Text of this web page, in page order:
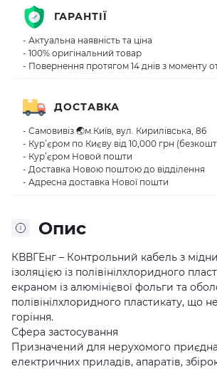
Опис
КВВГЕнг – Контрольний кабель з
ізоляцією із полівінілхлоридного
екраном із алюмінієвої фольги та
полівінілхлоридного пластикату, що
горіння.
Сфера застосування
Призначений для нерухомого
електричних приладів, апаратів,
ГАРАНТІЇ
- Актуальна наявність та ціна
- 100% оригінальний товар
- Повернення протягом 14 днів з моменту
ДОСТАВКА
- Самовивіз 🌏м.Київ, вул. Кирилівська, 86
- Кур’єром по Києву від 10,000 грн
- Кур’єром Новой пошти
- Доставка Новою поштою до відділення
- Адресна доставка Нової пошти